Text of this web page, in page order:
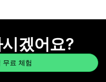
겠어요?
료 체험